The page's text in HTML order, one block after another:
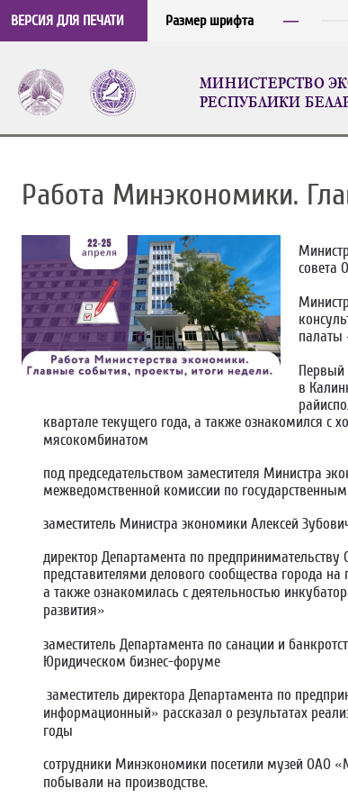
ВЕРСИЯ ДЛЯ ПЕЧАТИ Размер шрифта ─
МИНИСТЕРСТВО
РЕСПУБЛИКИ
Работа Минэкономики.
совета
палаты
Первый
в
квартале текущего года, а также ознакомился с
мясокомбинатом
под председательством заместителя Министра
межведомственной комиссии по
заместитель Министра экономики Алексей
директор Департамента по
представителями делового сообщества города
а также ознакомилась с деятельностью
развития»
заместитель Департамента по санации и
Юридическом бизнес-форуме
заместитель директора Департамента по
информационный» рассказал о результатах
годы
сотрудники Минэкономики посетили музей ОАО
побывали на производстве.